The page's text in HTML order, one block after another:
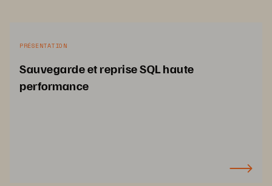
PRÉSENTATION
Sauvegarde et reprise SQL haute
performance